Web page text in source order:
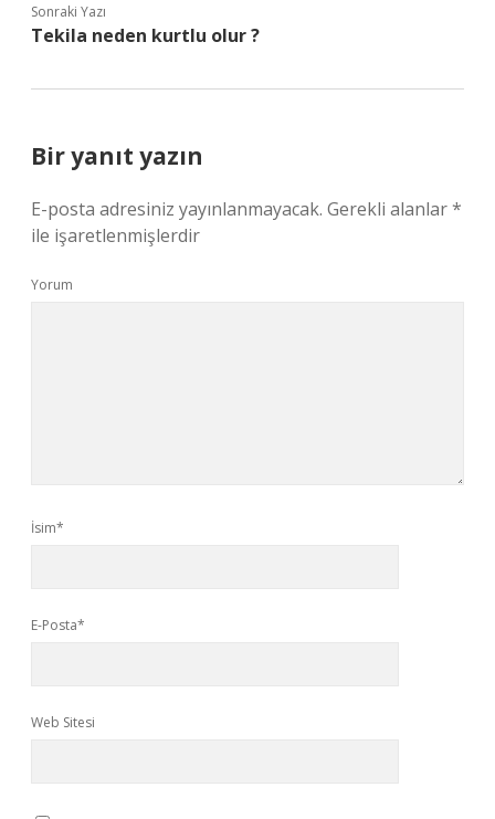
Sonraki Yazı
Tekila neden kurtlu olur ?
Bir yanıt yazın
E-posta adresiniz yayınlanmayacak. Gerekli alanlar*
ile işaretlenmişlerdir
Yorum
İsim*
E-Posta*
Web Sitesi